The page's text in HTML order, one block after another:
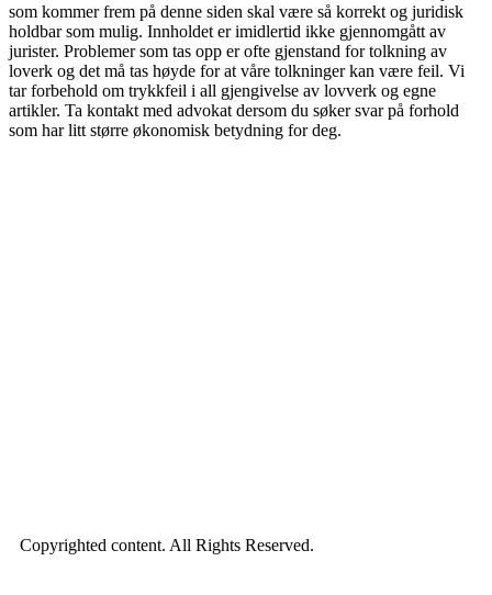
som kommer frem på denne siden skal være så korrekt og juridisk
holdbar som mulig. Innholdet er imidlertid ikke gjennomgått av
jurister. Problemer som tas opp er ofte gjenstand for tolkning av
loverk og det må tas høyde for at våre tolkninger kan være feil. Vi
tar forbehold om trykkfeil i all gjengivelse av lovverk og egne
artikler. Ta kontakt med advokat dersom du søker svar på forhold
som har litt større økonomisk betydning for deg.
Copyrighted content. All Rights Reserved.